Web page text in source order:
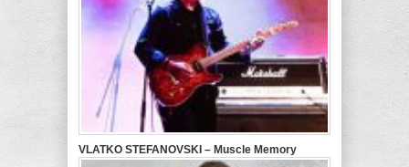
VLATKO STEFANOVSKI – Muscle Memory